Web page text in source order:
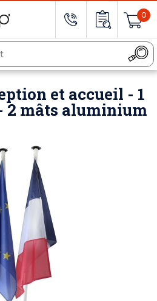
0
et accueil - 1
2 mâts aluminium